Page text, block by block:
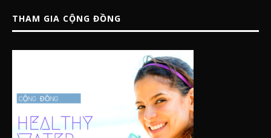
THAM GIA CỘNG ĐỒNG